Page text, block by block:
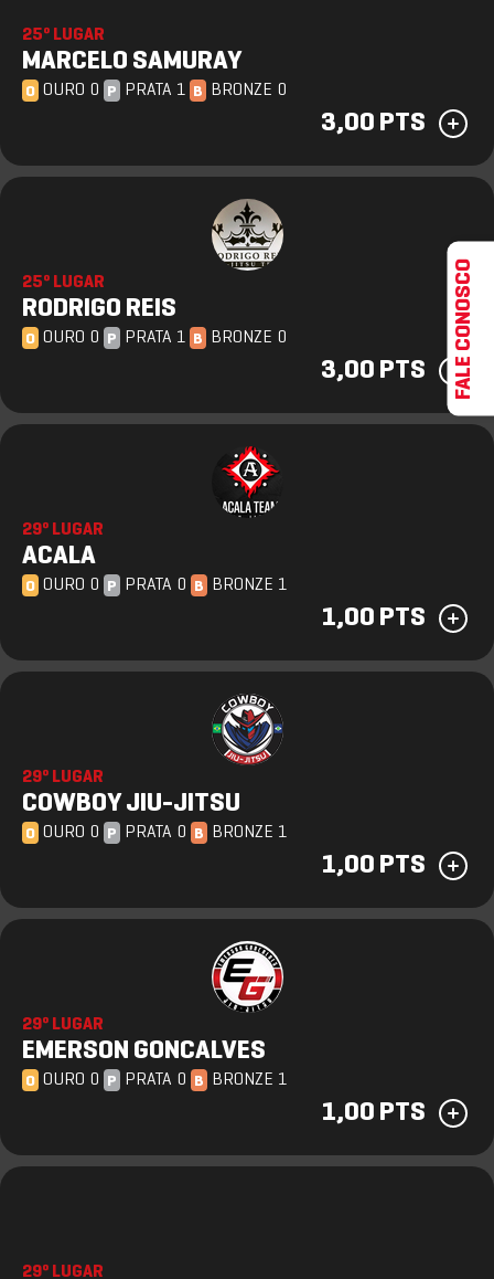
25º LUGAR
MARCELO SAMURAY
O OURO 0 P PRATA 1 B BRONZE 0
3,00 PTS
25º LUGAR
RODRIGO REIS
O OURO 0 P PRATA 1 B BRONZE 0
3,00 PTS
29º LUGAR
ACALA
O OURO 0 P PRATA 0 B BRONZE 1
1,00 PTS
29º LUGAR
COWBOY JIU-JITSU
O OURO 0 P PRATA 0 B BRONZE 1
1,00 PTS
29º LUGAR
EMERSON GONCALVES
O OURO 0 P PRATA 0 B BRONZE 1
1,00 PTS
29º LUGAR
FALE CONOSCO